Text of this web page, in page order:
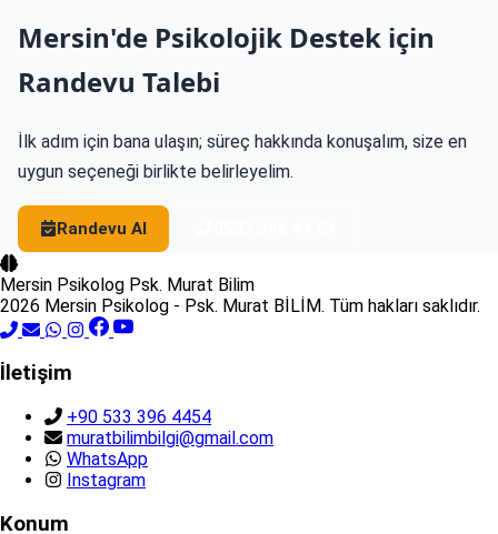
Mersin'de Psikolojik Destek için
Randevu Talebi
İlk adım için bana ulaşın; süreç hakkında konuşalım, size en
uygun seçeneği birlikte belirleyelim.
Randevu Al
Mersin Psikolog Psk. Murat Bilim
2026 Mersin Psikolog - Psk. Murat BİLİM. Tüm hakları saklıdır.
İletişim
+90 533 396 4454
muratbilimbilgi@gmail.com
WhatsApp
Instagram
Konum